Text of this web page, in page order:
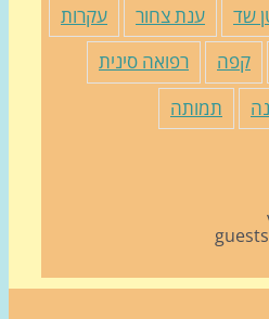
ענת צחור
עקרות
רפואה סינית